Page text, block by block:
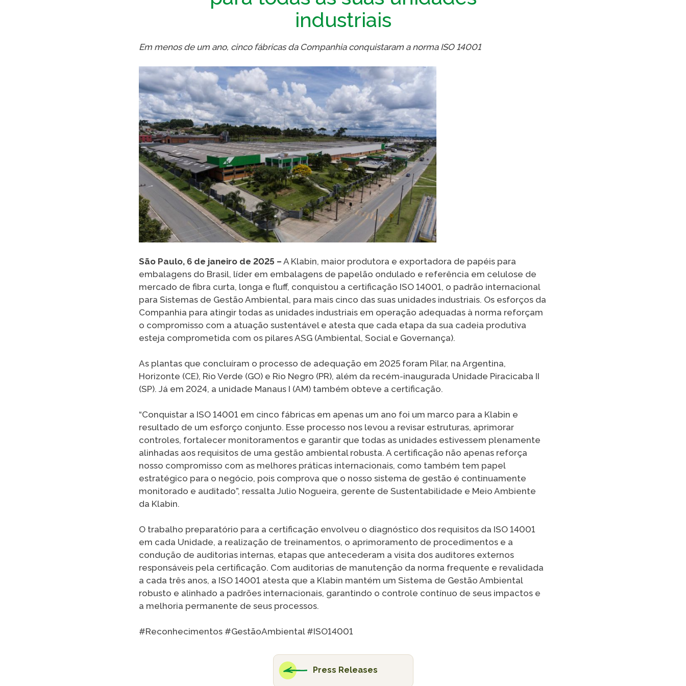
industriais
Em menos de um ano, cinco fábricas da Companhia conquistaram a norma ISO 14001
São Paulo, 6 de janeiro de 2025 – A Klabin, maior produtora e exportadora de papéis para
embalagens do Brasil, líder em embalagens de papelão ondulado e referência em celulose de
mercado de fibra curta, longa e fluff, conquistou a certificação ISO 14001, o padrão internacional
para Sistemas de Gestão Ambiental, para mais cinco das suas unidades industriais. Os esforços da
Companhia para atingir todas as unidades industriais em operação adequadas à norma reforçam
o compromisso com a atuação sustentável e atesta que cada etapa da sua cadeia produtiva
esteja comprometida com os pilares ASG (Ambiental, Social e Governança).
As plantas que concluíram o processo de adequação em 2025 foram Pilar, na Argentina,
Horizonte (CE), Rio Verde (GO) e Rio Negro (PR), além da recém-inaugurada Unidade Piracicaba II
(SP). Já em 2024, a unidade Manaus I (AM) também obteve a certificação.
“Conquistar a ISO 14001 em cinco fábricas em apenas um ano foi um marco para a Klabin e
resultado de um esforço conjunto. Esse processo nos levou a revisar estruturas, aprimorar
controles, fortalecer monitoramentos e garantir que todas as unidades estivessem plenamente
alinhadas aos requisitos de uma gestão ambiental robusta. A certificação não apenas reforça
nosso compromisso com as melhores práticas internacionais, como também tem papel
estratégico para o negócio, pois comprova que o nosso sistema de gestão é continuamente
monitorado e auditado”, ressalta Julio Nogueira, gerente de Sustentabilidade e Meio Ambiente
da Klabin.
O trabalho preparatório para a certificação envolveu o diagnóstico dos requisitos da ISO 14001
em cada Unidade, a realização de treinamentos, o aprimoramento de procedimentos e a
condução de auditorias internas, etapas que antecederam a visita dos auditores externos
responsáveis pela certificação. Com auditorias de manutenção da norma frequente e revalidada
a cada três anos, a ISO 14001 atesta que a Klabin mantém um Sistema de Gestão Ambiental
robusto e alinhado a padrões internacionais, garantindo o controle contínuo de seus impactos e
a melhoria permanente de seus processos.
#Reconhecimentos #GestãoAmbiental #ISO14001
Press Releases